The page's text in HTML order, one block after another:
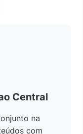
Central
na
com